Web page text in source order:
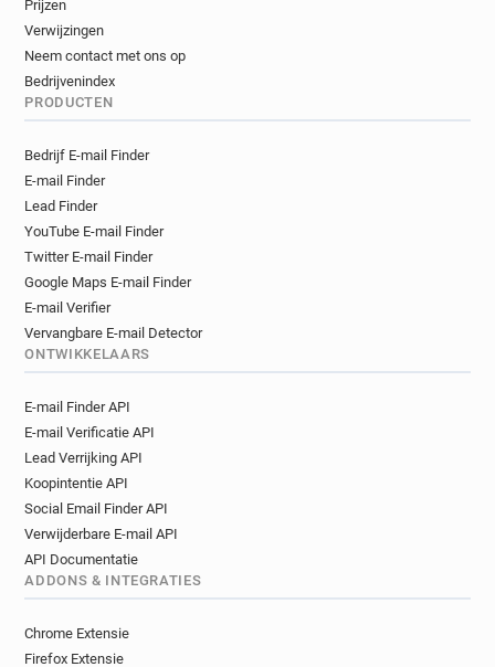
Prijzen
Verwijzingen
Neem contact met ons op
Bedrijvenindex
PRODUCTEN
Bedrijf E-mail Finder
E-mail Finder
Lead Finder
YouTube E-mail Finder
Twitter E-mail Finder
Google Maps E-mail Finder
E-mail Verifier
Vervangbare E-mail Detector
ONTWIKKELAARS
E-mail Finder API
E-mail Verificatie API
Lead Verrijking API
Koopintentie API
Social Email Finder API
Verwijderbare E-mail API
API Documentatie
ADDONS & INTEGRATIES
Chrome Extensie
Firefox Extensie